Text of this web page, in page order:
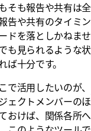
そも報告や共有は
告や共有のタイミ
ドを落としかねま
も見られるような
ば十分です。
で活用したいのが、
ェクトメンバーの
おけば、関係各所